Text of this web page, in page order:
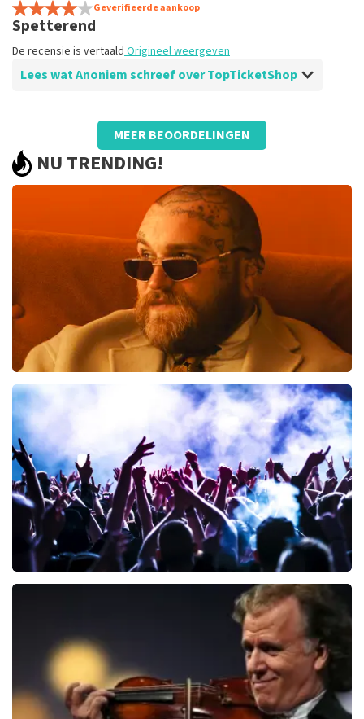
Erg goed.
De recensie is vertaald
Geverifieerde aankoop
Spetterend
De recensie is vertaald Origineel weergeven
Lees wat Anoniem schreef over TopTicketShop
Beoordeling van Anoniem overTopTicketShop
Uitstekend
De recensie is vertaaldOrigineel weergeven
MEER BEOORDELINGEN
NU TRENDING!
Teddy Swims
BESTEL NU
BESTEL NU